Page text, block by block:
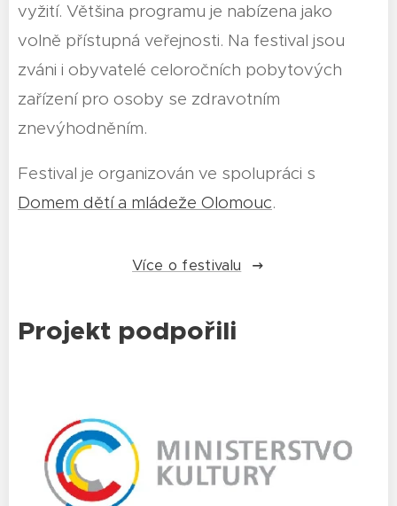
vyžití. Většina programu je nabízena jako
volně přístupná veřejnosti. Na festival jsou
zváni i obyvatelé celoročních pobytových
zařízení pro osoby se zdravotním
znevýhodněním.
Festival je organizován ve spolupráci s
Domem dětí a mládeže Olomouc.
Více o festivalu
Projekt podpořili